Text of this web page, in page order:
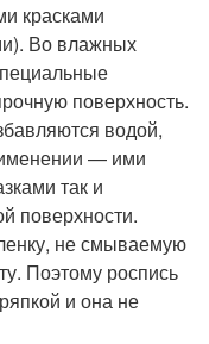
красками
Во влажных
поверхность.
водой,
— ими
так и
поверхности.
не смываемую
Поэтому роспись
и она не